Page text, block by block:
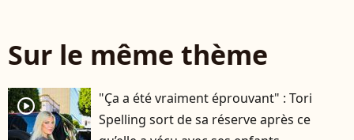
Sur le même thème
player2
"Ça a été vraiment éprouvant" : Tori
Spelling sort de sa réserve après ce